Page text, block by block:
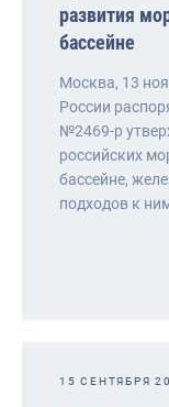
развития
бассейне
Москва, 13
России
№2469-р
российских
бассейне,
подходов к
15 СЕНТЯБРЯ